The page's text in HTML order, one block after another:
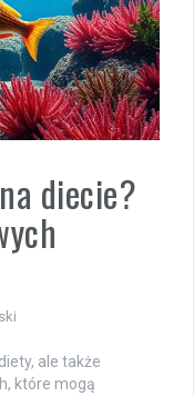
diecie?
ale także
które mogą